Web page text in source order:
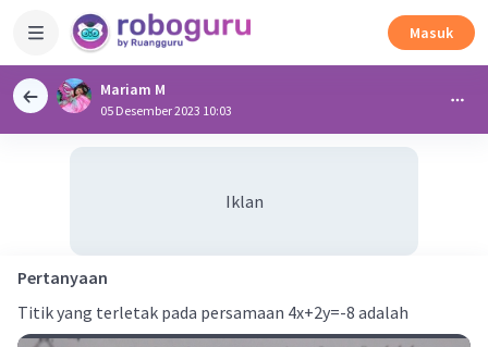
Masuk
Mariam M
05 Desember 2023 10:03
Iklan
Pertanyaan
Titik yang terletak pada persamaan 4x+2y=-8 adalah